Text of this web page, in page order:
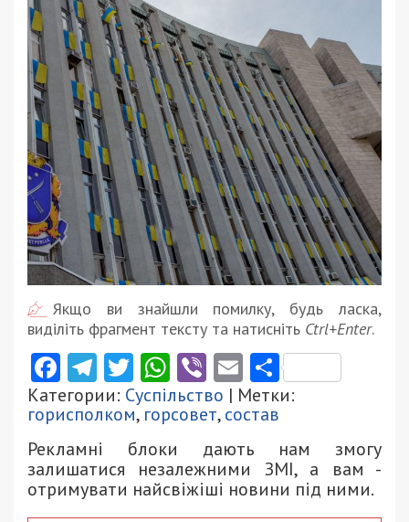
Якщо ви знайшли помилку, будь ласка,
виділіть фрагмент тексту та натисніть Ctrl+Enter.
Facebook
Telegram
Twitter
WhatsApp
ViberEmail
Категории: Суспільство | Метки:
горисполком, горсовет,состав
Рекламні блоки дають нам змогу
залишатися незалежними ЗМІ, а вам -
отримувати найсвіжіші новини під ними.